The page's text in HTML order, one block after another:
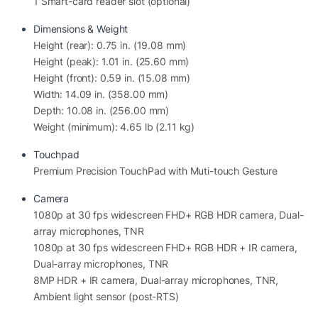
Đối với các kỹ sư CAD/CAM, lập trình viên, kiến trúc sư
hay nhà phân tích dữ liệu, hiệu năng của Core Ultra 9
285H hoàn toàn đáp ứng tốt các dự án lớn và yêu cầu
xử lý chuyên sâu.
NVIDIA RTX Pro 2000 8GB – Sức
Mạnh Đồ Họa Chuyên Nghiệp
là card đồ họa NVIDIA RTX Pro 2000 8GB GDDR7 thế
các phần mềm chuyên nghiệp như:
AutoCAD
SolidWorks
Revit
SketchUp
3ds Max
Dimensions & Weight
Height (rear): 0.75 in. (19.08 mm)
Height (peak): 1.01 in. (25.60 mm)
Height (front): 0.59 in. (15.08 mm)
Width: 14.09 in. (358.00 mm)
Depth: 10.08 in. (256.00 mm)
Weight (minimum): 4.65 lb (2.11 kg)
Touchpad
Premium Precision TouchPad with Muti-touch Gesture
Camera
1080p at 30 fps widescreen FHD+ RGB HDR camera, Dual-
array microphones, TNR
1080p at 30 fps widescreen FHD+ RGB HDR + IR camera,
Dual-array microphones, TNR
8MP HDR + IR camera, Dual-array microphones, TNR,
Ambient light sensor (post-RTS)